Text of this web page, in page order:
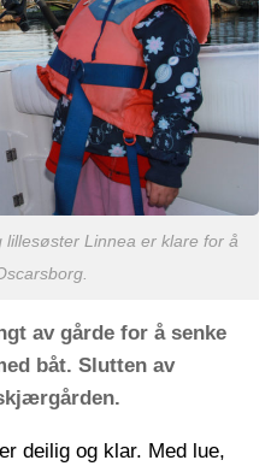
Linnea er klare for å
av gårde for å senke
båt. Slutten av
deilig og klar. Med lue,